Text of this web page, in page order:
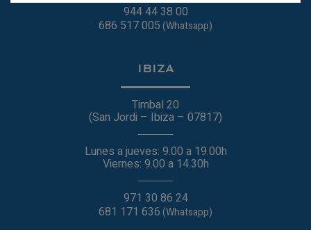
944 44 38 00
686 517 005(Whatsapp)
IBIZA
Timbal 20
(San Jordi – Ibiza – 07817)
Lunes a jueves: 9.00 a 19.00h
Viernes: 9.00 a 14.30h
971 30 86 24
681 171 636(Whatsapp)